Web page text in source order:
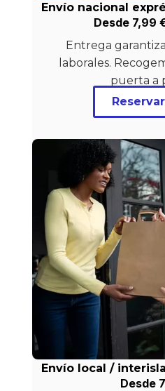
Envío nacional
Desde 7,99
Entrega
laborales.
puerta a
Envío local /
Desde